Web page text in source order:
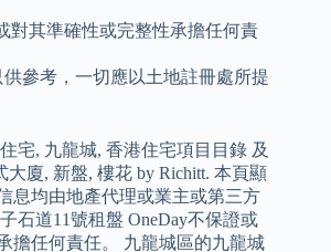
對其準確性或完整性承擔任何責
供參考，一切應以土地註冊處所提
宅, 九龍城, 香港住宅項目目錄 及
廈, 新盤, 樓花 by Richitt. 本頁顯
息均由地產代理或業主或第三方
石道11號租盤 OneDay不保證或
擔任何責任。 九龍城區的九龍城